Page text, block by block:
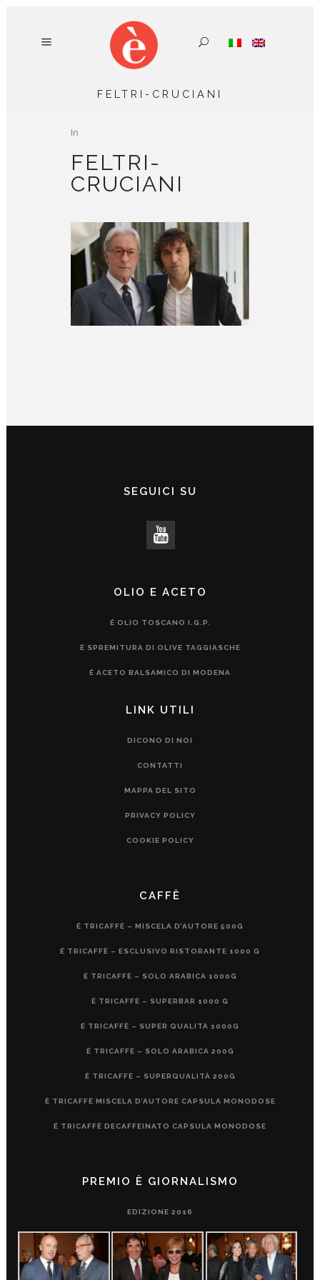
FELTRI-CRUCIANI
In
FELTRI-
CRUCIANI
SEGUICI SU
OLIO E ACETO
É OLIO TOSCANO I.G.P.
É SPREMITURA DI OLIVE TAGGIASCHE
É ACETO BALSAMICO DI MODENA
LINK UTILI
DICONO DI NOI
CONTATTI
MAPPA DEL SITO
PRIVACY POLICY
COOKIE POLICY
CAFFÈ
É TRICAFFÈ – MISCELA D’AUTORE 500G
É TRICAFFÈ – ESCLUSIVO RISTORANTE 1000 G
É TRICAFFÈ – SOLO ARABICA 1000G
É TRICAFFÈ – SUPERBAR 1000 G
É TRICAFFÈ – SUPER QUALITÀ 1000G
É TRICAFFÈ – SOLO ARABICA 200G
É TRICAFFÈ – SUPERQUALITÀ 200G
É TRICAFFÈ MISCELA D’AUTORE CAPSULA MONODOSE
É TRICAFFÈ DECAFFEINATO CAPSULA MONODOSE
PREMIO È GIORNALISMO
EDIZIONE 2016